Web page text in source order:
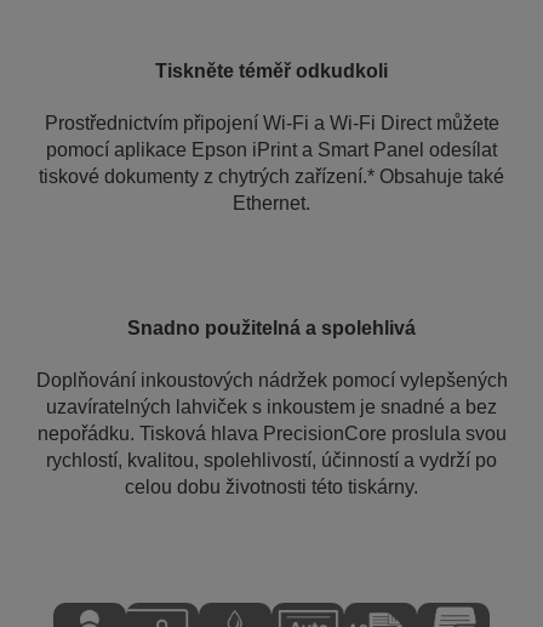
Tiskněte téměř odkudkoli
Prostřednictvím připojení Wi-Fi a Wi-Fi Direct můžete
pomocí aplikace Epson iPrint a Smart Panel odesílat
tiskové dokumenty z chytrých zařízení.* Obsahuje také
Ethernet.
Snadno použitelná a spolehlivá
Doplňování inkoustových nádržek pomocí vylepšených
uzavíratelných lahviček s inkoustem je snadné a bez
nepořádku. Tisková hlava PrecisionCore proslula svou
rychlostí, kvalitou, spolehlivostí, účinností a vydrží po
celou dobu životnosti této tiskárny.